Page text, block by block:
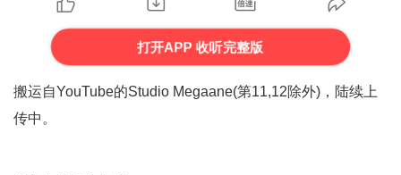
打开APP 收听完整版
搬运自YouTube的Studio Megaane(第11,12除外)，陆续上
传中。